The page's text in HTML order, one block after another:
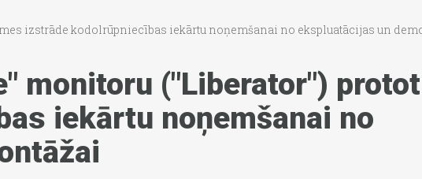
izstrāde kodolrūpniecības iekārtu noņemšanai no ekspluatācijas un
monitoru ("Liberator")
iekārtu noņemšanai no